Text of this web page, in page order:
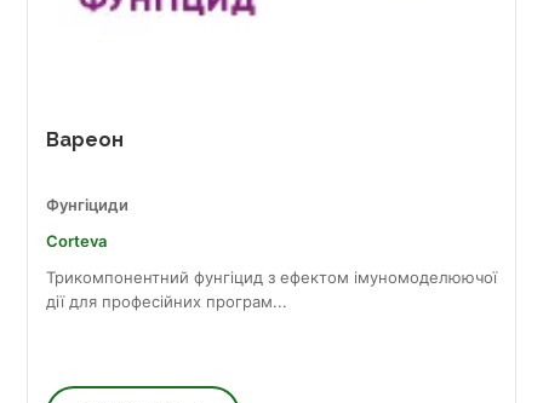
Вареон
Фунгіциди
Corteva
Трикомпонентний фунгіцид з ефектом імуномоделюючої
дії для професійних програм...